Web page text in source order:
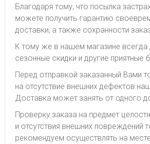
Благодаря тому, что посылка
можете получить гарантию
доставки, а также сохранности
К тому же в нашем магазине всегда
сезонные скидки и другие приятные
Перед отправкой заказанный Вами
на отсутствие внешних дефектов
Доставка может занять от одного
Проверку заказа на предмет
и отсутствия внешних повреждений
рекомендуем осуществлять на